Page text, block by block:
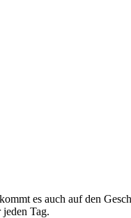
es auch auf den
Tag.